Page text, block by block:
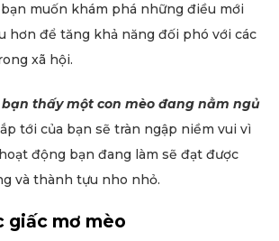
muốn khám phá những điều mới
hơn để tăng khả năng đối phó với các
xã hội.
bạn thấy một con mèo đang nằm ngủ
tới của bạn sẽ tràn ngập niềm vui vì
động bạn đang làm sẽ đạt được
và thành tựu nho nhỏ.
giấc mơ mèo